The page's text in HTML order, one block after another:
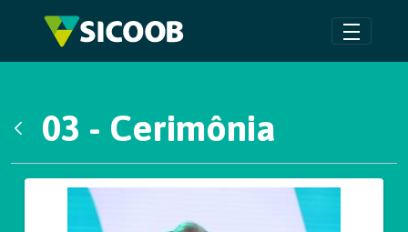
Pular para o Conteúdo principal
03 - Cerimônia
Galeria de Mídias